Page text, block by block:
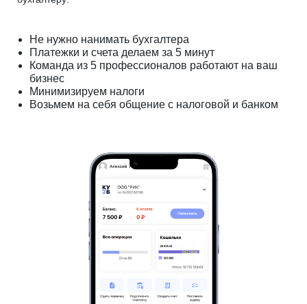
Не нужно нанимать бухгалтера
Платежки и счета делаем за 5 минут
Команда из 5 профессионалов работают на ваш
бизнес
Минимизируем налоги
Возьмем на себя общение с налоговой и банком